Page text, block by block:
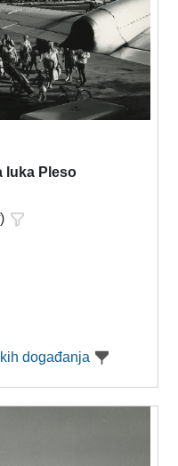
luka Pleso
događanja